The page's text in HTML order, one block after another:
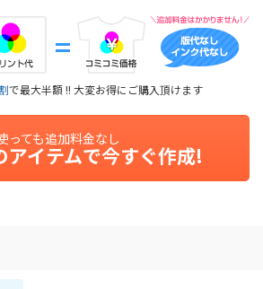
で最大半額 !! 大変お得にご購入頂けます
っても追加料金なし
アイテムで今すぐ作成!